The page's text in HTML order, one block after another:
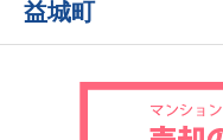
マンション売却
土地売却
益城町